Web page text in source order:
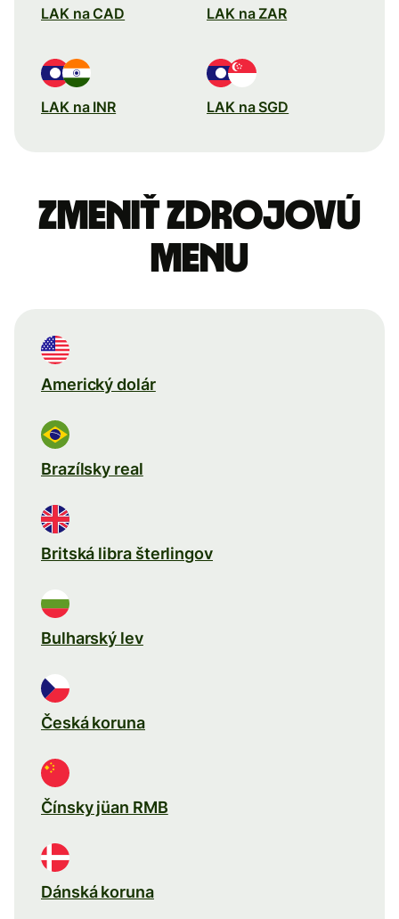
LAK na CAD LAK na ZAR
LAK na INR LAK na SGD
Zmeniť zdrojovú
menu
Americký dolár
Brazílsky real
Britská libra šterlingov
Bulharský lev
Česká koruna
Čínsky jüan RMB
Dánská koruna